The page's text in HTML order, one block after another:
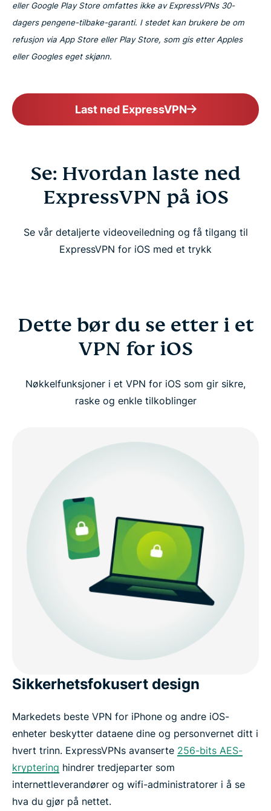
eller Google Play Store omfattes ikke av ExpressVPNs 30-
dagers pengene-tilbake-garanti. I stedet kan brukere be om
refusjon via App Store eller Play Store, som gis etter Apples
eller Googles eget skjønn.
Last ned ExpressVPN
Se: Hvordan laste ned
ExpressVPN på iOS
Se vår detaljerte videoveiledning og få tilgang til
ExpressVPN for iOS med et trykk
Dette bør du se etter i et
VPN for iOS
Nøkkelfunksjoner i et VPN for iOS som gir sikre,
raske og enkle tilkoblinger
Sikkerhetsfokusert design
Markedets beste VPN for iPhone og andre iOS-
enheter beskytter dataene dine og personvernet ditt i
hvert trinn. ExpressVPNs avanserte 256-bits AES-
kryptering hindrer tredjeparter som
internettleverandører og wifi-administratorer i å se
hva du gjør på nettet.